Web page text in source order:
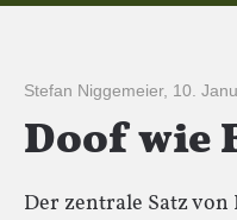
Stefan Niggemeier, 10.
Doof wie
Der zentrale Satz